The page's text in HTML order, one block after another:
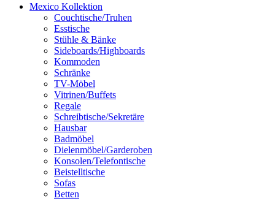
Mexico Kollektion
Couchtische/Truhen
Esstische
Stühle & Bänke
Sideboards/Highboards
Kommoden
Schränke
TV-Möbel
Vitrinen/Buffets
Regale
Schreibtische/Sekretäre
Hausbar
Badmöbel
Dielenmöbel/Garderoben
Konsolen/Telefontische
Beistelltische
Sofas
Betten